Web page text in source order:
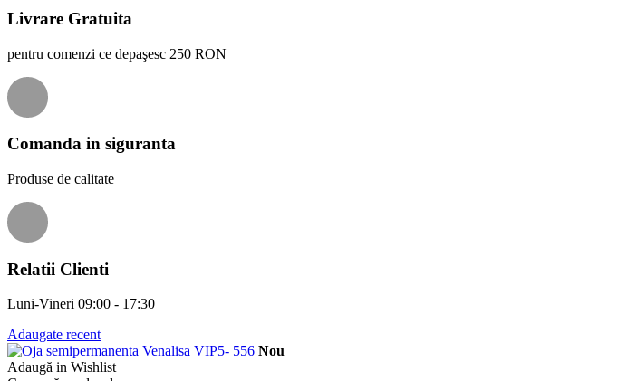
Livrare Gratuita
pentru comenzi ce depaşesc 250 RON
Comanda in siguranta
Produse de calitate
Relatii Clienti
Luni-Vineri 09:00 - 17:30
Adaugate recent
Nou
Adaugă in Wishlist